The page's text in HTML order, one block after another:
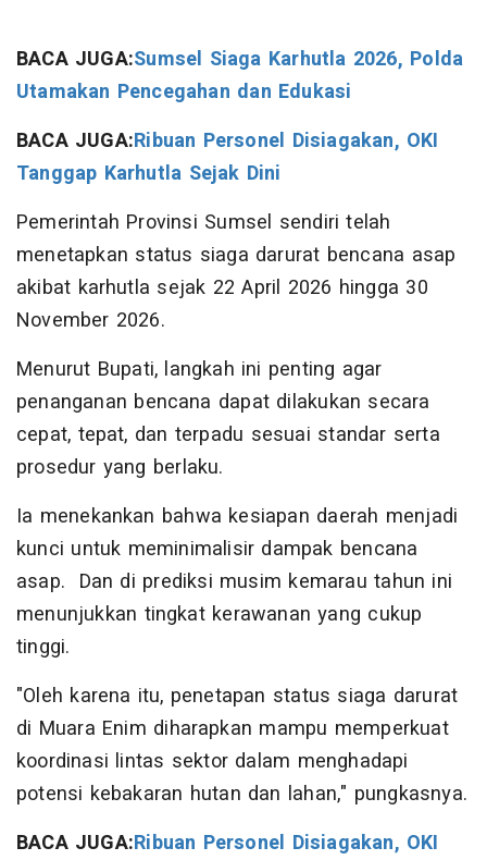
BACA JUGA:Sumsel Siaga Karhutla 2026, Polda
Utamakan Pencegahan dan Edukasi
BACA JUGA:Ribuan Personel Disiagakan, OKI
Tanggap Karhutla Sejak Dini
Pemerintah Provinsi Sumsel sendiri telah
menetapkan status siaga darurat bencana asap
akibat karhutla sejak 22 April 2026 hingga 30
November 2026.
Menurut Bupati, langkah ini penting agar
penanganan bencana dapat dilakukan secara
cepat, tepat, dan terpadu sesuai standar serta
prosedur yang berlaku.
Ia menekankan bahwa kesiapan daerah menjadi
kunci untuk meminimalisir dampak bencana
asap. Dan di prediksi musim kemarau tahun ini
menunjukkan tingkat kerawanan yang cukup
tinggi.
"Oleh karena itu, penetapan status siaga darurat
di Muara Enim diharapkan mampu memperkuat
koordinasi lintas sektor dalam menghadapi
potensi kebakaran hutan dan lahan," pungkasnya.
BACA JUGA:Ribuan Personel Disiagakan, OKI